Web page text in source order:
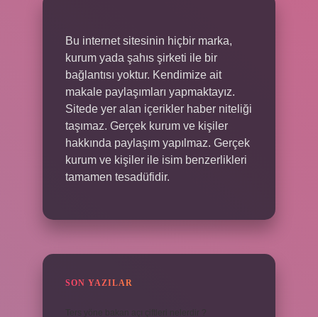
Bu internet sitesinin hiçbir marka,
kurum yada şahıs şirketi ile bir
bağlantısı yoktur. Kendimize ait
makale paylaşımları yapmaktayız.
Sitede yer alan içerikler haber niteliği
taşımaz. Gerçek kurum ve kişiler
hakkında paylaşım yapılmaz. Gerçek
kurum ve kişiler ile isim benzerlikleri
tamamen tesadüfidir.
SON YAZILAR